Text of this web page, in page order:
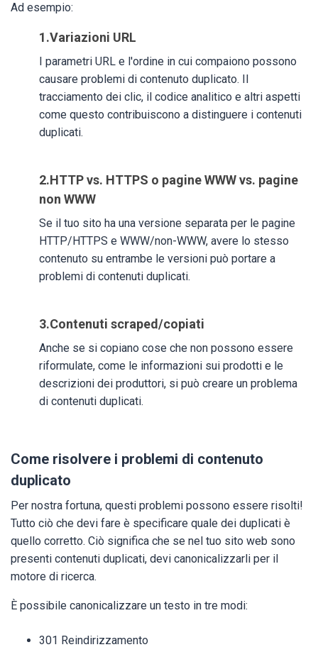
Ad esempio:
1.Variazioni URL
I parametri URL e l'ordine in cui compaiono possono
causare problemi di contenuto duplicato. Il
tracciamento dei clic, il codice analitico e altri aspetti
come questo contribuiscono a distinguere i contenuti
duplicati.
2.HTTP vs. HTTPS o pagine WWW vs. pagine
non WWW
Se il tuo sito ha una versione separata per le pagine
HTTP/HTTPS e WWW/non-WWW, avere lo stesso
contenuto su entrambe le versioni può portare a
problemi di contenuti duplicati.
3.Contenuti scraped/copiati
Anche se si copiano cose che non possono essere
riformulate, come le informazioni sui prodotti e le
descrizioni dei produttori, si può creare un problema
di contenuti duplicati.
Come risolvere i problemi di contenuto
duplicato
Per nostra fortuna, questi problemi possono essere risolti!
Tutto ciò che devi fare è specificare quale dei duplicati è
quello corretto. Ciò significa che se nel tuo sito web sono
presenti contenuti duplicati, devi canonicalizzarli per il
motore di ricerca.
È possibile canonicalizzare un testo in tre modi:
301 Reindirizzamento